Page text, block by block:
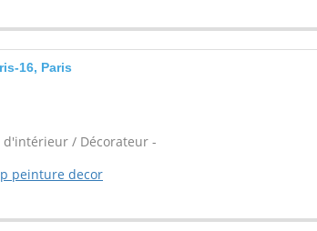
16, Paris
/ Décorateur -
peinture decor